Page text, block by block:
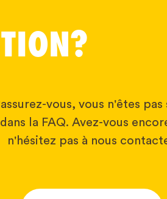
vous, vous n'êtes pas
la FAQ. Avez-vous
n'hésitez pas à nous